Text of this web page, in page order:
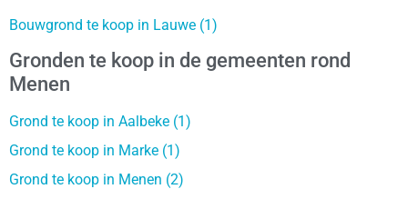
Bouwgrond te koop in Lauwe (1)
Gronden te koop in de gemeenten rond
Menen
Grond te koop in Aalbeke (1)
Grond te koop in Marke (1)
Grond te koop in Menen (2)